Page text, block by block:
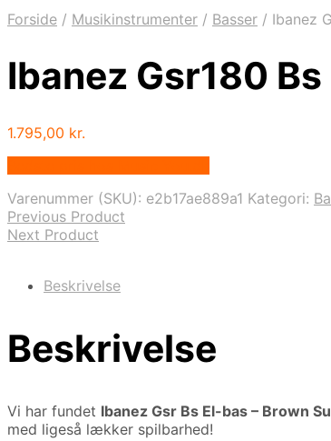
Forside / Musikinstrumenter / Basser / Ibanez
Ibanez Gsr180
1.795,00 kr.
Varenummer (SKU): e2b17ae889a1 Kategori:
Previous Product
Next Product
Beskrivelse
Beskrivelse
Vi har fundet Ibanez Gsr Bs El-bas – Brown
med ligeså lækker spilbarhed!